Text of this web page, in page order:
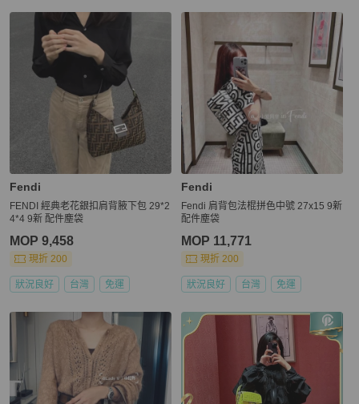
更多相似Fendi女包推薦精品
Fendi
FENDI 經典老花銀扣肩背腋下包 29*2
4*4 9新 配件塵袋
MOP 9,458
現折 200
狀況良好 台灣 免運
Fendi
Fendi 肩背包法棍拼色中號 27x15 9新
配件塵袋
MOP 11,771
現折 200
狀況良好 台灣 免運